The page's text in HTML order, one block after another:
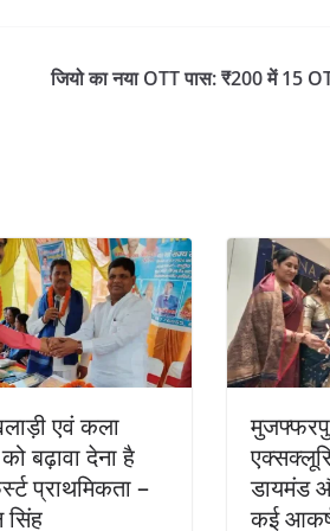
जियो का नया OTT पास: ₹200 में 15
एवं कला
बढ़ावा देना है
प्राथमिकता –
सिंह
डायमंड
कई